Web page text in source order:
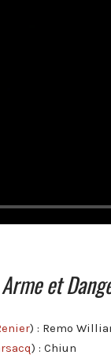
et
) : Remo
) : Chiun